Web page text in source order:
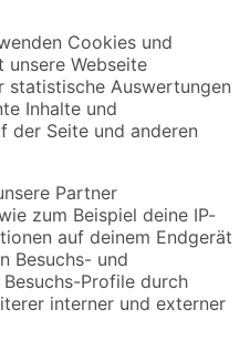
Aktionen mehr verpassen!
Versandarten